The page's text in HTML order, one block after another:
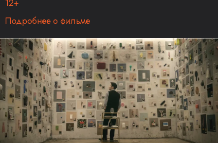
12+
Подробнее о фильме